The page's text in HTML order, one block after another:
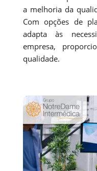
a melhoria da
Com opções de
adapta às
empresa,
qualidade.